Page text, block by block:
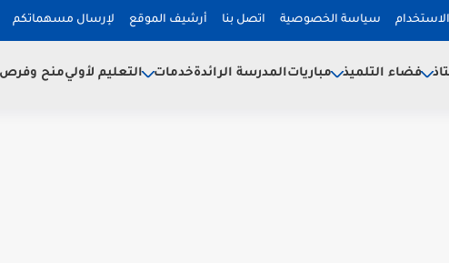
الاستخدام سياسة الخصوصية اتصل بنا أرشيف الموقع لإرسال مسهماتكم
فضاء التلميذ مبارياتالمدرسة الرائدةخدمات التعليم لأوليمنح وفرص